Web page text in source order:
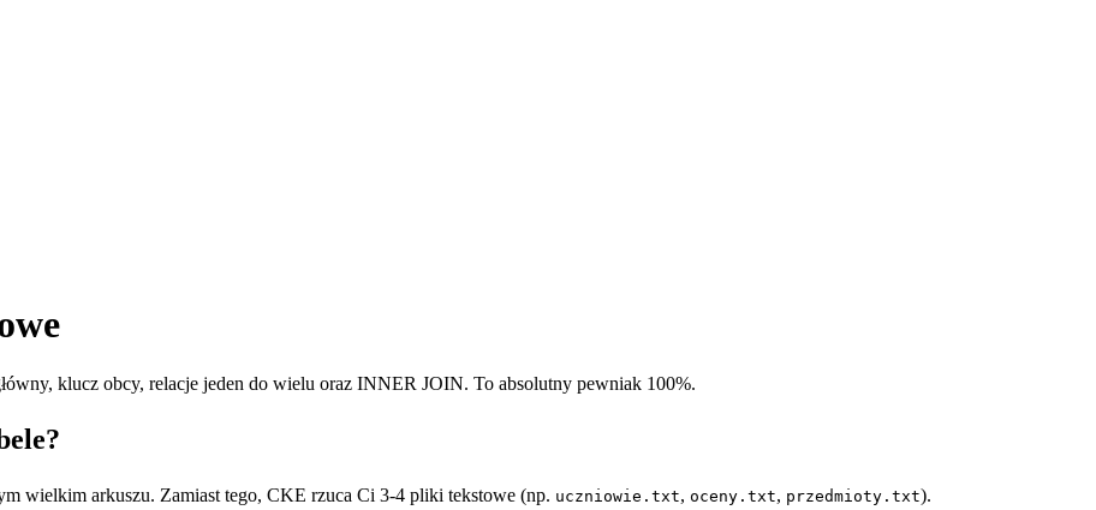
klucz obcy, relacje jeden do wielu oraz INNER JOIN. To absolutny pewniak 100%.
wielkim arkuszu. Zamiast tego, CKE rzuca Ci 3-4 pliki tekstowe (np. uczniowie.txt, oceny.txt, przedmioty.txt).